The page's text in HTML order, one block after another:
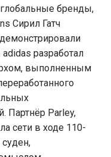
глобальные бренды,
Сирил Гатч
разработал
выполненным
Партнёр Parley,
сети в ходе 110-